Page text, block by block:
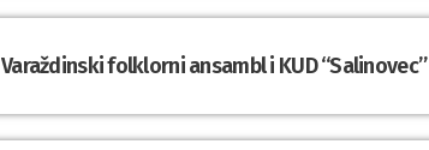
Varaždinski folklorni ansambl i KUD